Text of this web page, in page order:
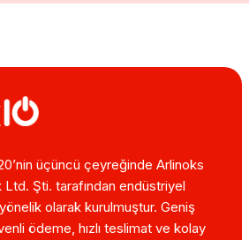
üçüncü çeyreğinde Arlinoks
Şti. tarafından endüstriyel
olarak kurulmuştur. Geniş
ödeme, hızlı teslimat ve kolay